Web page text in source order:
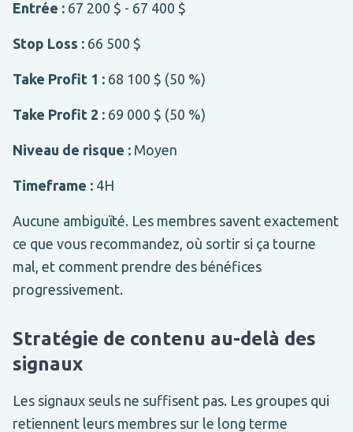
Entrée : 67 200 $ - 67 400 $
Stop Loss : 66 500 $
Take Profit 1 : 68 100 $ (50 %)
Take Profit 2 : 69 000 $ (50 %)
Niveau de risque : Moyen
Timeframe : 4H
Aucune ambiguïté. Les membres savent exactement
ce que vous recommandez, où sortir si ça tourne
mal, et comment prendre des bénéfices
progressivement.
Stratégie de contenu au-delà des
signaux
Les signaux seuls ne suffisent pas. Les groupes qui
retiennent leurs membres sur le long terme